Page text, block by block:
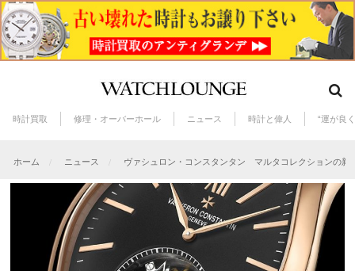
時計買取 修理・オーバーホール ニュース 時計と偉人 “運が良
ホーム ニュース ヴァシュロン・コンスタンタン マルタコレクションの新